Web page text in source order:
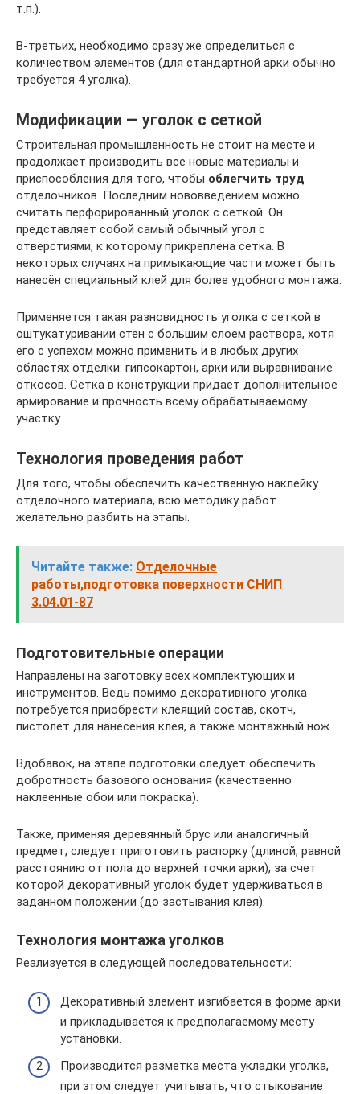
т.п.).
В-третьих, необходимо сразу же определиться с
количеством элементов (для стандартной арки обычно
требуется 4 уголка).
Модификации — уголок с сеткой
Строительная промышленность не стоит на месте и
продолжает производить все новые материалы и
приспособления для того, чтобы облегчить труд
отделочников. Последним нововведением можно
считать перфорированный уголок с сеткой. Он
представляет собой самый обычный угол с
отверстиями, к которому прикреплена сетка. В
некоторых случаях на примыкающие части может быть
нанесён специальный клей для более удобного монтажа.
Применяется такая разновидность уголка с сеткой в
оштукатуривании стен с большим слоем раствора, хотя
его с успехом можно применить и в любых других
областях отделки: гипсокартон, арки или выравнивание
откосов. Сетка в конструкции придаёт дополнительное
армирование и прочность всему обрабатываемому
участку.
Технология проведения работ
Для того, чтобы обеспечить качественную наклейку
отделочного материала, всю методику работ
желательно разбить на этапы.
Читайте также: Отделочные
работы,подготовка поверхности СНИП
3.04.01-87
Подготовительные операции
Направлены на заготовку всех комплектующих и
инструментов. Ведь помимо декоративного уголка
потребуется приобрести клеящий состав, скотч,
пистолет для нанесения клея, а также монтажный нож.
Вдобавок, на этапе подготовки следует обеспечить
добротность базового основания (качественно
наклеенные обои или покраска).
Также, применяя деревянный брус или аналогичный
предмет, следует приготовить распорку (длиной, равной
расстоянию от пола до верхней точки арки), за счет
которой декоративный уголок будет удерживаться в
заданном положении (до застывания клея).
Технология монтажа уголков
Реализуется в следующей последовательности:
Декоративный элемент изгибается в форме арки
и прикладывается к предполагаемому месту
установки.
Производится разметка места укладки уголка,
при этом следует учитывать, что стыкование